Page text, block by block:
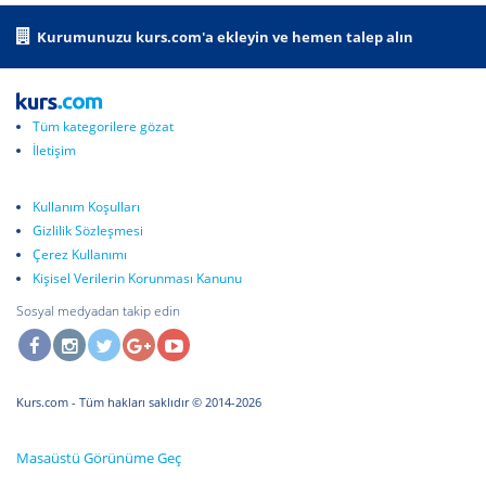
Dünya genelinde tasarım profesyonellerinin kullandığı Adobe
vektörel tasarımlarla tekniği yaratıcılığa dönüştürebilirsiniz.
Kurumunuzu kurs.com'a ekleyin ve hemen talep alın
Tüm kategorilere gözat
İletişim
Kullanım Koşulları
Gizlilik Sözleşmesi
Çerez Kullanımı
Kişisel Verilerin Korunması Kanunu
Sosyal medyadan takip edin
Kurs.com - Tüm hakları saklıdır © 2014-2026
Masaüstü Görünüme Geç